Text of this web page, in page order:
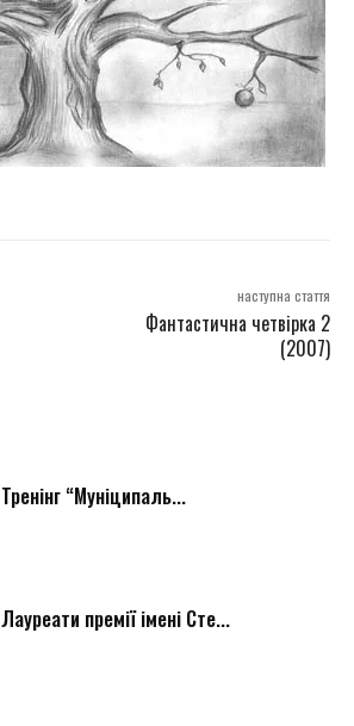
наступна стаття
Фантастична четвірка 2
(2007)
Тренінг “Муніципаль...
Лауреати премії імені Сте...